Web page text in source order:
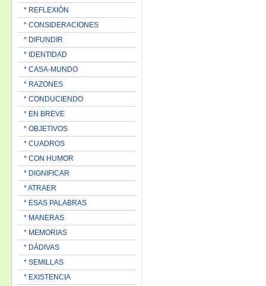
* REFLEXIÓN
* CONSIDERACIONES
* DIFUNDIR
* IDENTIDAD
* CASA-MUNDO
* RAZONES
* CONDUCIENDO
* EN BREVE
* OBJETIVOS
* CUADROS
* CON HUMOR
* DIGNIFICAR
* ATRAER
* ESAS PALABRAS
* MANERAS
* MEMORIAS
* DÁDIVAS
* SEMILLAS
* EXISTENCIA